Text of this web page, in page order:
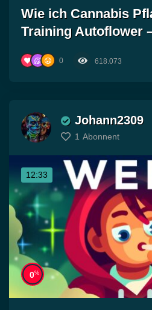
Wie ich Cannabis
Training Autoflower
0 618.073
Johann2309
1 Abonnent
12:33
0%